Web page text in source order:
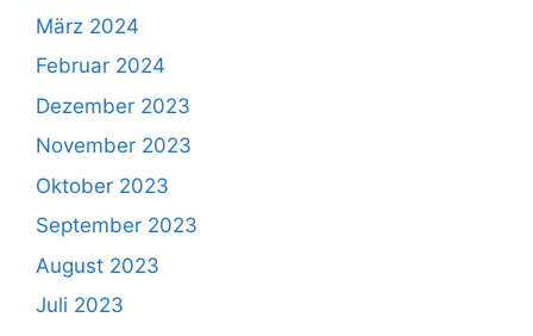
März 2024
Februar 2024
Dezember 2023
November 2023
Oktober 2023
September 2023
August 2023
Juli 2023